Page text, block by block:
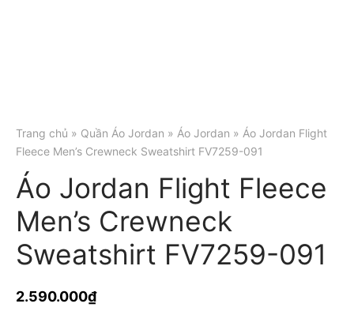
Trang chủ » Quần Áo Jordan » Áo Jordan » Áo Jordan Flight
Fleece Men’s Crewneck Sweatshirt FV7259-091
Áo Jordan Flight Fleece
Men’s Crewneck
Sweatshirt FV7259-091
2.590.000₫